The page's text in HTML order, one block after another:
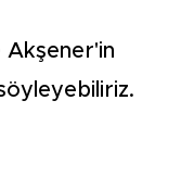
Akşener'in